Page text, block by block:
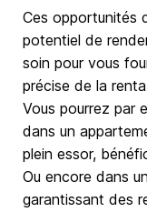
Ces opportunités
potentiel de
soin pour vous
précise de la
Vous pourrez par
dans un
plein essor,
Ou encore dans
garantissant des